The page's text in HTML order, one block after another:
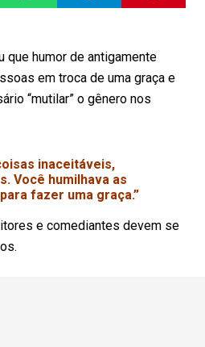
que humor de antigamente
em troca de uma graça e
“mutilar” o gênero nos
inaceitáveis,
Você humilhava as
fazer uma graça.”
e comediantes devem se